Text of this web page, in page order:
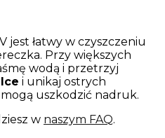
jest łatwy w czyszczeniu
Przy większych
wodą i przetrzyj
i unikaj ostrych
uszkodzić nadruk.
w naszym FAQ.